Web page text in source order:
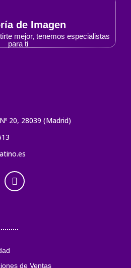
de Imagen
mejor, tenemos especialistas
para ti
20, 28039 (Madrid)
de Ventas